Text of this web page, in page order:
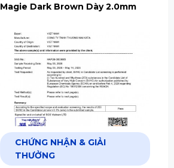
Magie Dark Brown Dày 2.0mm
CHỨNG NHẬN & GIẢI
THƯỞNG